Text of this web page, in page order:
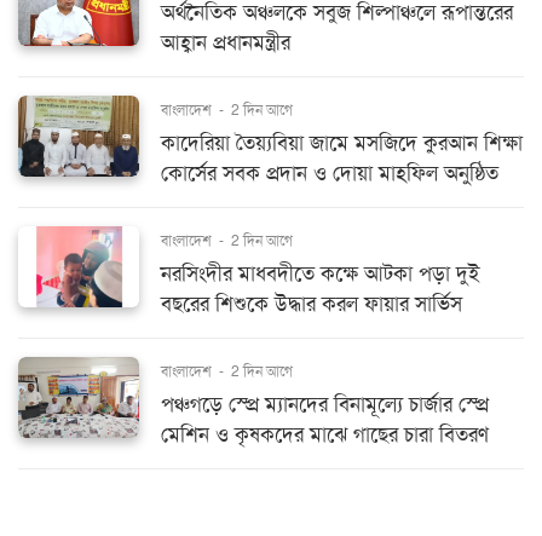
অর্থনৈতিক অঞ্চলকে সবুজ শিল্পাঞ্চলে রূপান্তরের
আহ্বান প্রধানমন্ত্রীর
বাংলাদেশ - 2 দিন আগে
কাদেরিয়া তৈয়্যবিয়া জামে মসজিদে কুরআন শিক্ষা
কোর্সের সবক প্রদান ও দোয়া মাহফিল অনুষ্ঠিত
বাংলাদেশ - 2 দিন আগে
নরসিংদীর মাধবদীতে কক্ষে আটকা পড়া দুই
বছরের শিশুকে উদ্ধার করল ফায়ার সার্ভিস
বাংলাদেশ - 2 দিন আগে
পঞ্চগড়ে স্প্রে ম্যানদের বিনামূল্যে চার্জার স্প্রে
মেশিন ও কৃষকদের মাঝে গাছের চারা বিতরণ